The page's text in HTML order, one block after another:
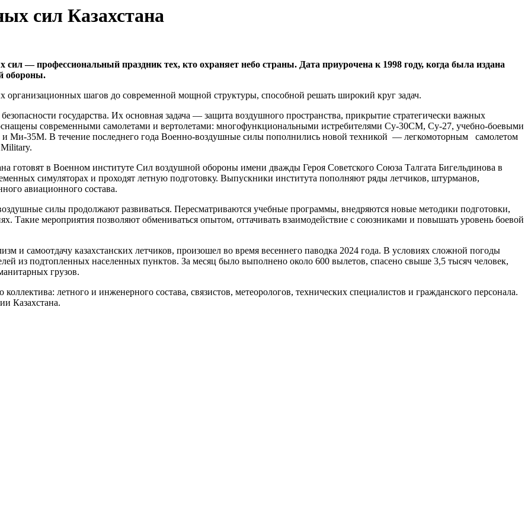
сил Казахстана
— профессиональный праздник тех, кто охраняет небо страны. Дата приурочена к 1998 году, когда была издана
обороны.
организационных шагов до современной мощной структуры, способной решать широкий круг задач.
государства. Их основная задача — защита воздушного пространства, прикрытие стратегически важных
современными самолетами и вертолетами: многофункциональными истребителями Су-30СМ, Су-27, учебно-боевыми
Ми-35М. В течение последнего года Военно-воздушные силы пополнились новой техникой — легкомоторным самолетом
готовят в Военном институте Сил воздушной обороны имени дважды Героя Советского Союза Талгата Бигельдинова в
симуляторах и проходят летную подготовку. Выпускники института пополняют ряды летчиков, штурманов,
авиационного состава.
силы продолжают развиваться. Пересматриваются учебные программы, внедряются новые методики подготовки,
Такие мероприятия позволяют обмениваться опытом, оттачивать взаимодействие с союзниками и повышать уровень боевой
и самоотдачу казахстанских летчиков, произошел во время весеннего паводка 2024 года. В условиях сложной погоды
из подтопленных населенных пунктов. За месяц было выполнено около 600 вылетов, спасено свыше 3,5 тысяч человек,
грузов.
летного и инженерного состава, связистов, метеорологов, технических специалистов и гражданского персонала.
Казахстана.